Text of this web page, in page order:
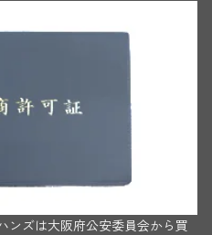
ンズは大阪府公安委員会から買